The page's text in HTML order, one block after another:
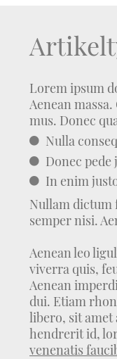
Lorem ipsum
Aenean
mus. Donec
Nulla
Donec
In enim
Nullam dictum
semper nisi.
Aenean leo
viverra quis,
Aenean
dui. Etiam
libero, sit amet
hendrerit id,
venenatis